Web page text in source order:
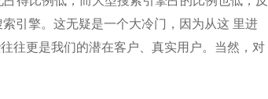
引擎。这无疑是一个大冷门，因为从这 里进
往更是我们的潜在客户、真实用户。当然，对